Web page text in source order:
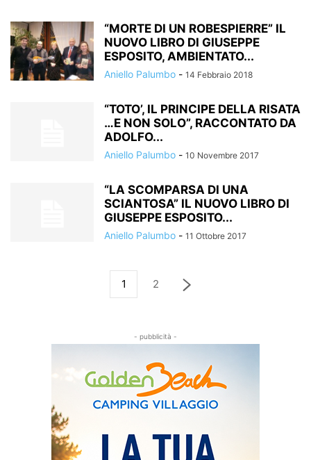
“MORTE DI UN ROBESPIERRE” IL
NUOVO LIBRO DI GIUSEPPE
ESPOSITO, AMBIENTATO...
Aniello Palumbo - 14 Febbraio 2018
“TOTO’, IL PRINCIPE DELLA RISATA
…E NON SOLO”, RACCONTATO DA
ADOLFO...
Aniello Palumbo - 10 Novembre 2017
“LA SCOMPARSA DI UNA
SCIANTOSA” IL NUOVO LIBRO DI
GIUSEPPE ESPOSITO...
Aniello Palumbo - 11 Ottobre 2017
1 2
- pubblicità -